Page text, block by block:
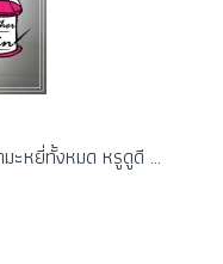
ะหยี่ทั้งหมด หรูดูดี ...